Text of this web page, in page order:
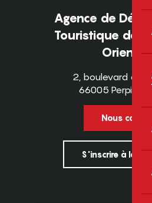
Agence de
Touristique des
2, boulevard des
66005
Nous
S'inscrire à la